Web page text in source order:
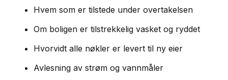
Hvem som er tilstede under overtakelsen
Om boligen er tilstrekkelig vasket og ryddet
Hvorvidt alle nøkler er levert til ny eier
Avlesning av strøm og vannmåler